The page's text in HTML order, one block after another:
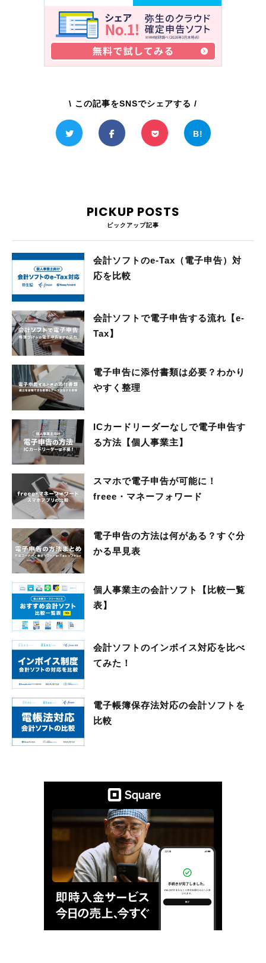
\ この記事をSNSでシェアする /
PICKUP POSTS
ピックアップ記事
会計ソフトのe-Tax（電子申告）対
応を比較
会計ソフトで電子申告する流れ【e-
Tax】
電子申告に添付書類は必要？わかり
やすく整理
ICカードリーダーなしで電子申告す
る方法【個人事業主】
スマホで電子申告が可能に！
freee・マネーフォワード
電子申告の方法は何がある？すぐ分
かる早見表
個人事業主の会計ソフト【比較一覧
表】
会計ソフトのインボイス対応を比べ
てみた！
電子帳簿保存法対応の会計ソフトを
比較